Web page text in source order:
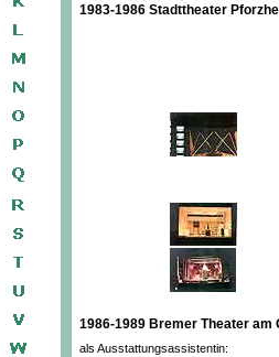
1983-1986 Stadttheater
1986-1989 Bremer Theater am
als Ausstattungsassistentin: